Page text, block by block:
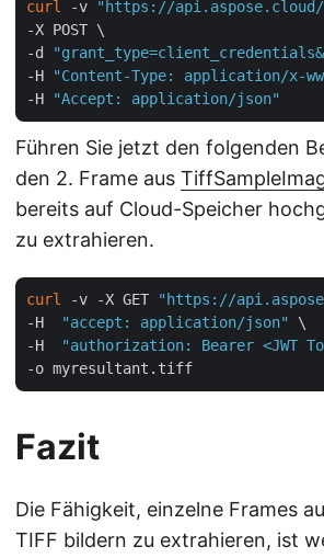
curl -v "https://api.aspose.cloud/
-X POST \
-d
-H
"Content-Type: application/x-
-H
"Accept: application/json"
Führen Sie jetzt den folgenden
den 2. Frame aus
bereits auf Cloud-Speicher
zu extrahieren.
curl -v -X GET
"https://
-H
"accept: application/json"
\
-H
"authorization: Bearer <JWT
Fazit
Die Fähigkeit, einzelne Frames
TIFF bildern zu extrahieren, ist